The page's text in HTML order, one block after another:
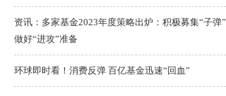
资讯：多家基金2023年度策略出炉：积极募集“子弹”
做好“进攻”准备
环球即时看！消费反弹 百亿基金迅速“回血”